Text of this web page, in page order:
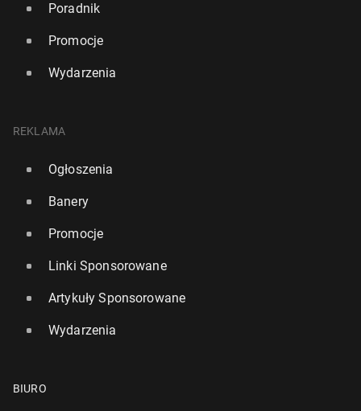
Poradnik
Promocje
Wydarzenia
REKLAMA
Ogłoszenia
Banery
Promocje
Linki Sponsorowane
Artykuły Sponsorowane
Wydarzenia
BIURO